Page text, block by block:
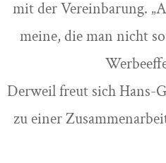
mit der Vereinbarung.
meine, die man nicht
Derweil freut sich Hans-
zu einer